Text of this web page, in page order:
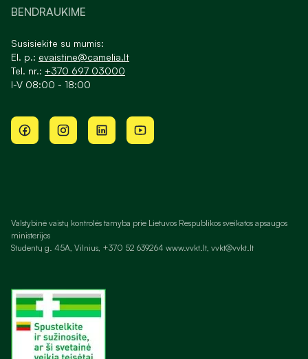
BENDRAUKIME
Susisiekite su mumis:
El. p.: evaistine@camelia.lt
Tel. nr.: +370 697 03000
I-V 08:00 - 18:00
Valstybinė vaistų kontrolės tarnyba prie Lietuvos Respublikos sveikatos apsaugos
ministerijos
Studentų g. 45A, Vilnius, +370 52 639264 www.vvkt.lt, vvkt@vvkt.lt